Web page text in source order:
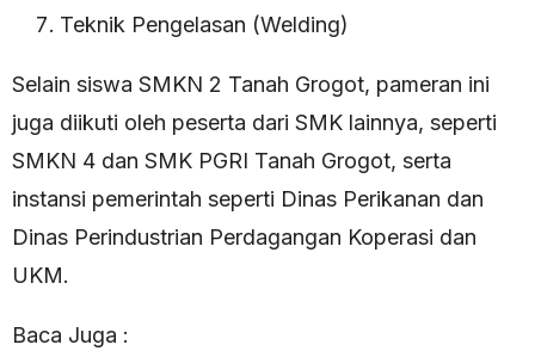
Teknik Pengelasan (Welding)
Selain siswa SMKN 2 Tanah Grogot, pameran ini
juga diikuti oleh peserta dari SMK lainnya, seperti
SMKN 4 dan SMK PGRI Tanah Grogot, serta
instansi pemerintah seperti Dinas Perikanan dan
Dinas Perindustrian Perdagangan Koperasi dan
UKM.
Baca Juga :